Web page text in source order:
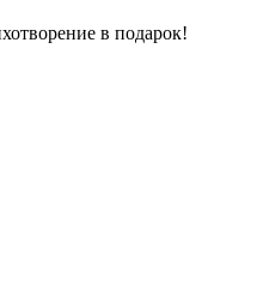
в подарок!